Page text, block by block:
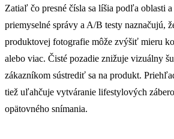
Zatiaľ čo presné čísla sa líšia podľa oblasti
priemyselné správy a A/B testy naznačujú,
produktovej fotografie môže zvýšiť mieru
alebo viac. Čisté pozadie znižuje vizuálny
zákazníkom sústrediť sa na produkt.
tiež uľahčuje vytváranie lifestylových
opätovného snímania.